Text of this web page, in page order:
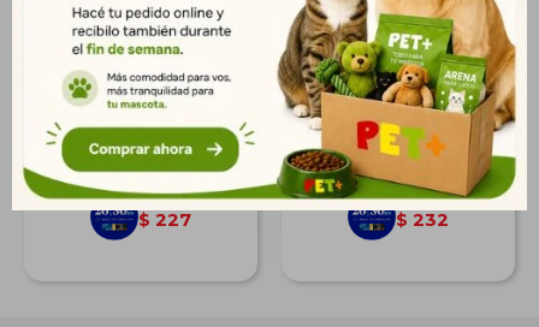
Pipeta Dominal Max
Gato 4 - kg
$ 280
$ 202
$ 227
Pipeta Shooter
Premium Perro - 10 Kg
$ 286
$ 207
$ 232